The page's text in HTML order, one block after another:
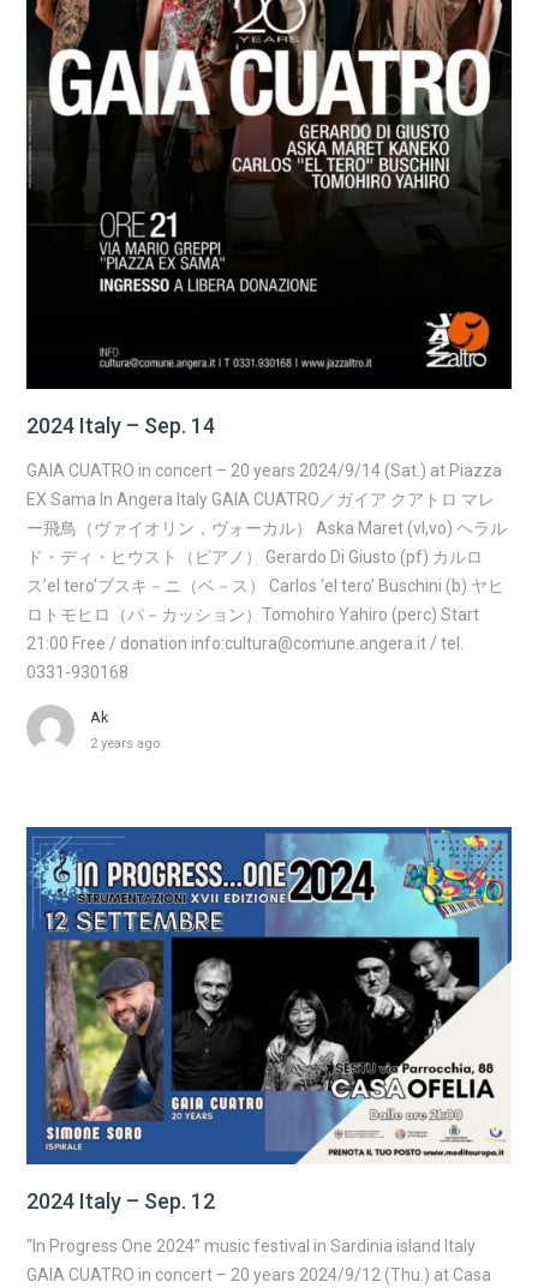
2024 Italy – Sep. 14
GAIA CUATRO in concert – 20 years 2024/9/14 (Sat.) at Piazza
EX Sama In Angera Italy GAIA CUATRO／ガイア クアトロ マレ
ー飛鳥（ヴァイオリン，ヴォーカル） Aska Maret (vl,vo) ヘラル
ド・ディ・ヒウスト（ピアノ） Gerardo Di Giusto (pf) カルロ
ス’el tero’ブスキ－ニ（ベ－ス） Carlos ‘el tero’ Buschini (b) ヤヒ
ロトモヒロ（パ－カッション）Tomohiro Yahiro (perc) Start
21:00 Free / donation info:cultura@comune.angera.it / tel.
0331-930168
Ak
2 years ago
2024 Italy – Sep. 12
“In Progress One 2024” music festival in Sardinia island Italy
GAIA CUATRO in concert – 20 years 2024/9/12 (Thu.) at Casa